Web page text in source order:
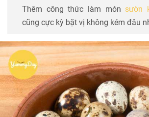
Thêm công thức làm mónsườn
cũng cực kỳ bặt vị không kém đâu